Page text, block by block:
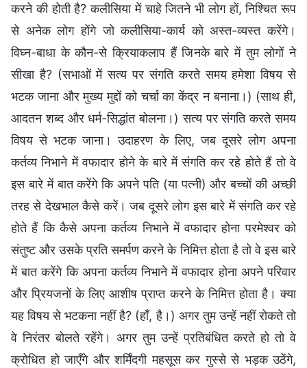
करने की होती है? कलीसिया में चाहे जितने भी लोग हों, निश्चित रूप
से अनेक लोग होंगे जो कलीसिया-कार्य को अस्त-व्यस्त करेंगे।
विघ्न-बाधा के कौन-से क्रियाकलाप हैं जिनके बारे में तुम लोगों ने
सीखा है? (सभाओं में सत्य पर संगति करते समय हमेशा विषय से
भटक जाना और मुख्य मुद्दों को चर्चा का केंद्र न बनाना।) (साथ ही,
आदतन शब्द और धर्म-सिद्धांत बोलना।) सत्य पर संगति करते समय
विषय से भटक जाना। उदाहरण के लिए, जब दूसरे लोग अपना
कर्तव्य निभाने में वफादार होने के बारे में संगति कर रहे होते हैं तो वे
इस बारे में बात करेंगे कि अपने पति (या पत्नी) और बच्चों की अच्छी
तरह से देखभाल कैसे करें। जब दूसरे लोग इस बारे में संगति कर रहे
होते हैं कि कैसे अपना कर्तव्य निभाने में वफादार होना परमेश्वर को
संतुष्ट और उसके प्रति समर्पण करने के निमित्त होता है तो वे इस बारे
में बात करेंगे कि अपना कर्तव्य निभाने में वफादार होना अपने परिवार
और प्रियजनों के लिए आशीष प्राप्त करने के निमित्त होता है। क्या
यह विषय से भटकना नहीं है? (हाँ, है।) अगर तुम उन्हें नहीं रोकते तो
वे निरंतर बोलते रहेंगे। अगर तुम उन्हें प्रतिबंधित करते हो तो वे
क्रोधित हो जाएँगे और शर्मिंदगी महसूस कर गुस्से से भड़क उठेंगे,